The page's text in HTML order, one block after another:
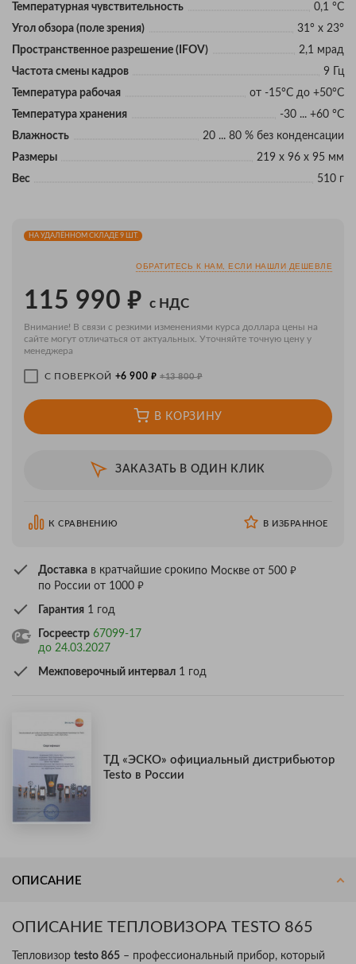
Температурная чувствительность
0,1 °С
Угол обзора (поле зрения)
31° x 23°
Пространственное разрешение (IFOV)
2,1 мрад
Частота смены кадров
9 Гц
Температура рабочая
от -15°C до +50°C
Температура хранения
-30 ... +60 °C
Влажность
20 ... 80 % без конденсации
Размеры
219 x 96 x 95 мм
Вес
510 г
НА УДАЛЁННОМ СКЛАДЕ 9 ШТ.
ОБРАТИТЕСЬ К НАМ, ЕСЛИ НАШЛИ ДЕШЕВЛЕ
115 990 ₽ с НДС
Внимание! В связи с резкими изменениями курса доллара цены на
сайте могут отличаться от актуальных. Уточняйте точную цену у
менеджера
С ПОВЕРКОЙ +6 900 ₽ +13 800₽
В КОРЗИНУ
ЗАКАЗАТЬ В ОДИН КЛИК
К СРАВНЕНИЮ В ИЗБРАННОЕ
Доставка в кратчайшие срокипо Москве от 500 ₽
по России от 1000 ₽
Гарантия 1 год
Госреестр 67099-17
до 24.03.2027
Межповерочный интервал 1 год
ТД «ЭСКО» официальный дистрибьютор
Testo в России
ОПИСАНИЕ
ОПИСАНИЕ ТЕПЛОВИЗОРА TESTO 865
Тепловизор testo 865 – профессиональный прибор, который